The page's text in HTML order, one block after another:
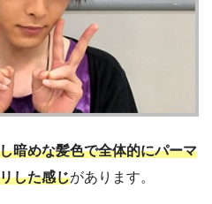
暗めな髪色で全体的にパーマ
した感じがあります。